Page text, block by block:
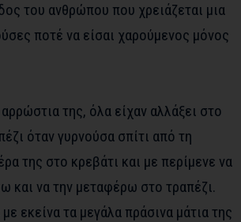
του ανθρώπου που χρειάζεται μια
ποτέ να είσαι χαρούμενος μόνος
της, όλα είχαν αλλάξει στο
όταν γυρνούσα σπίτι από τη
της στο κρεβάτι και με περίμενε να
και να την μεταφέρω στο τραπέζι.
εκείνα τα μεγάλα πράσινα μάτια της